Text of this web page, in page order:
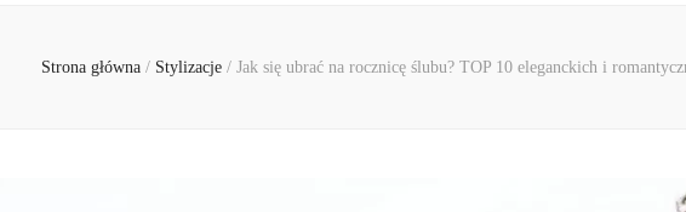
Strona główna / Stylizacje / Jak się ubrać na rocznicę ślubu? TOP 10 eleganckich i